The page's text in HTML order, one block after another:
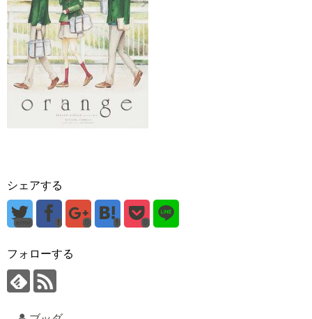
シェアする
error 0 0
フォローする